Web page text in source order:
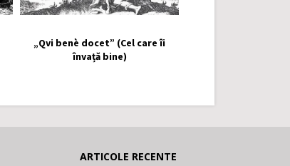
„Qvi benè docet” (Cel care îi
învață bine)
ARTICOLE RECENTE